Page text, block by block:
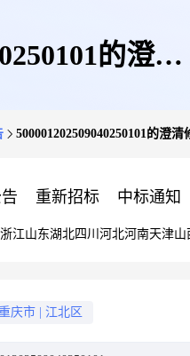
的澄清
500001202509040250101的澄清
重新招标 中标通知
浙江山东湖北四川 河北河南天津山
庆市 江北区